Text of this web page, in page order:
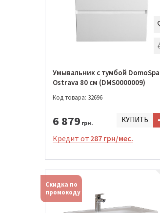
Умывальник с тумбой DomoSpa
Ostrava 80 см (DMS0000009)
Код товара: 32696
6 879 грн. КУПИТЬ
Кредит от 287 грн/мес.
Скидка по
промокоду